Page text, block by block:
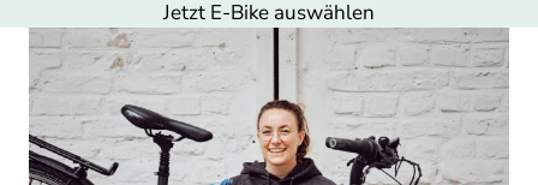
Jetzt E-Bike auswählen